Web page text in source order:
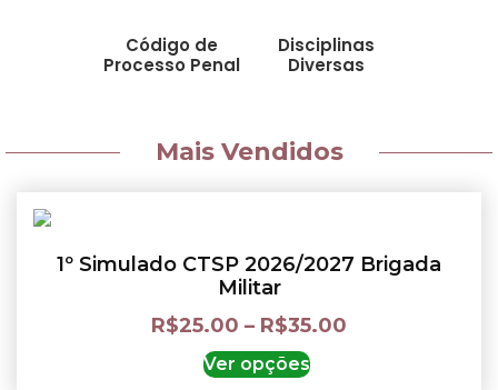
Código de
Processo Penal
Disciplinas
Diversas
Mais Vendidos
1º Simulado CTSP 2026/2027 Brigada
Militar
R$25.00 – R$35.00
Ver opções